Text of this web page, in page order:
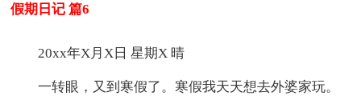
假期日记 篇6
20xx年X月X日 星期X 晴
一转眼，又到寒假了。寒假我天天想去外婆家玩。